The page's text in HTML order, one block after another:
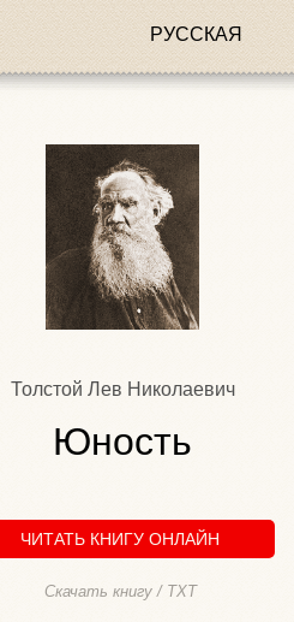
РУССКАЯ
Толстой Лев Николаевич
Юность
ЧИТАТЬ КНИГУ ОНЛАЙН
Скачать книгу / TXT